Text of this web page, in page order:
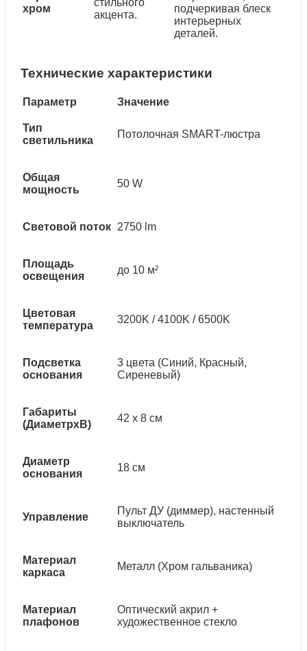
хром
стильного
акцента.
подчеркивая блеск
интерьерных
деталей.
Технические характеристики
Параметр Значение
Тип
светильника
Потолочная SMART-люстра
Общая
мощность
50 W
Световой поток 2750 lm
Площадь
освещения
до 10 м²
Цветовая
температура
3200K / 4100K / 6500K
Подсветка
основания
3 цвета (Синий, Красный,
Сиреневый)
Габариты
(ДиаметрхВ)
42 x 8 см
Диаметр
основания
18 см
Управление
Пульт ДУ (диммер), настенный
выключатель
Материал
каркаса
Металл (Хром гальваника)
Материал
плафонов
Оптический акрил +
художественное стекло